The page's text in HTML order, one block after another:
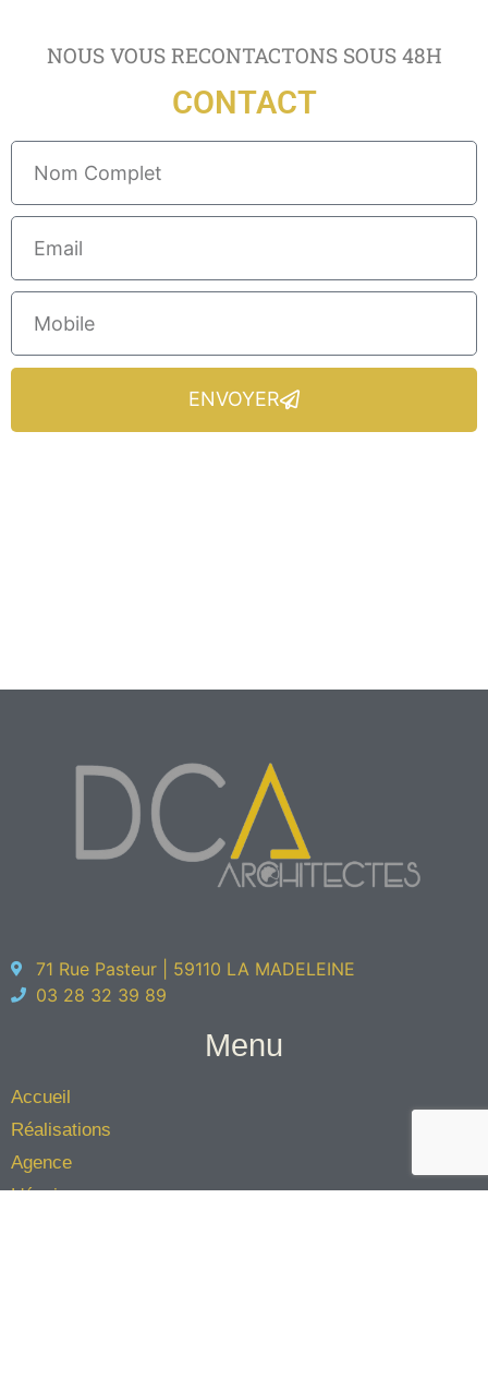
NOUS VOUS RECONTACTONS SOUS 48H
CONTACT
ENVOYER
71 Rue Pasteur | 59110 LA MADELEINE
03 28 32 39 89
Menu
Accueil
Réalisations
Agence
L'équipe